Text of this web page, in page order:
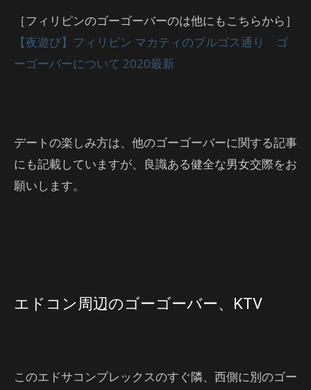
［フィリピンのゴーゴーバーのは他にもこちらから］
【夜遊び】フィリピン マカティのブルゴス通り ゴ
ーゴーバーについて 2020最新
デートの楽しみ方は、他のゴーゴーバーに関する記事
にも記載していますが、良識ある健全な男女交際をお
願いします。
エドコン周辺のゴーゴーバー、KTV
このエドサコンプレックスのすぐ隣、西側に別のゴー